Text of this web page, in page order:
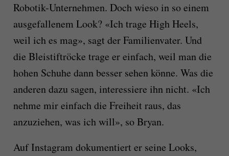
Robotik-Unternehmen. Doch wieso in so einem
ausgefallenem Look? «Ich trage High Heels,
weil ich es mag», sagt der Familienvater. Und
die Bleistiftröcke trage er einfach, weil man die
hohen Schuhe dann besser sehen könne. Was die
anderen dazu sagen, interessiere ihn nicht. «Ich
nehme mir einfach die Freiheit raus, das
anzuziehen, was ich will», so Bryan.
Auf Instagram dokumentiert er seine Looks,